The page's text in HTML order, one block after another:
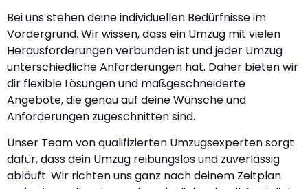
Bei uns stehen deine individuellen Bedürfnisse im
Vordergrund. Wir wissen, dass ein Umzug mit vielen
Herausforderungen verbunden ist und jeder Umzug
unterschiedliche Anforderungen hat. Daher bieten wir
dir flexible Lösungen und maßgeschneiderte
Angebote, die genau auf deine Wünsche und
Anforderungen zugeschnitten sind.
Unser Team von qualifizierten Umzugsexperten sorgt
dafür, dass dein Umzug reibungslos und zuverlässig
abläuft. Wir richten uns ganz nach deinem Zeitplan